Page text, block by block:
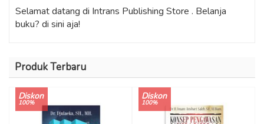
Selamat datang di Intrans Publishing Store . Belanja
buku? di sini aja!
Produk Terbaru
Diskon
100%
Diskon
100%